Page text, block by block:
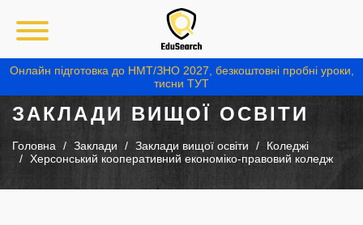
Онлайн підготовка до НМТ/ЗНО 2027, безкоштовні пробні уроки,
тисни ТУТ
ЗАКЛАДИ ВИЩОЇ ОСВІТИ
Головна Заклади Заклади вищої освіти
Коледжі
Херсонський кооперативний економіко-правовий коледж